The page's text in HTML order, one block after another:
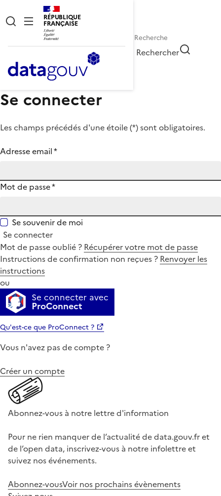
RÉPUBLIQUE
FRANÇAISE
Rechercher
Se connecter
Les champs précédés d'une étoile (*) sont obligatoires.
Adresse email*
Mot de passe*
Se souvenir de moi
Se connecter
Mot de passe oublié ? Récupérer votre mot de passe
Instructions de confirmation non reçues ? Renvoyer les
instructions
ou
Se connecter avec
ProConnect
Qu'est-ce que ProConnect ?
Vous n'avez pas de compte ?
Créer un compte
Abonnez-vous à notre lettre d'information
Pour ne rien manquer de l’actualité de data.gouv.fr et
de l’open data, inscrivez-vous à notre infolettre et
suivez nos événements.
Abonnez-vousVoir nos prochains évènements